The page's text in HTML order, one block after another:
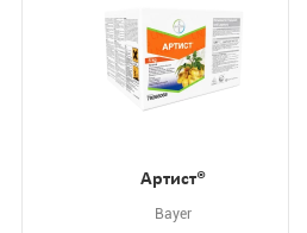
Артист®
Bayer